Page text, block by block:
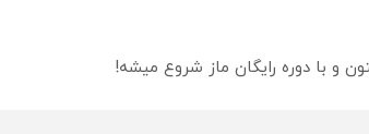
و با دوره رایگان ماز شروع میشه!